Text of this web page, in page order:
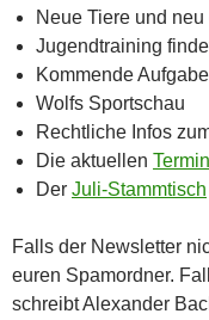
Neue Tiere und
Jugendtraining
Kommende
Wolfs Sportschau
Rechtliche Infos
Die aktuellen
Der Juli-Stammtisch
Falls der Newsletter
euren Spamordner.
schreibt Alexander